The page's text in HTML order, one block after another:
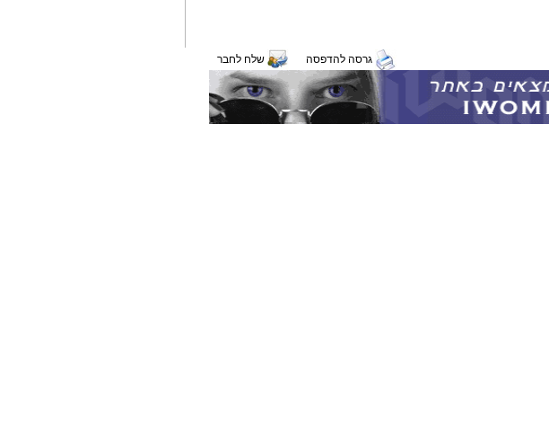
גרסה להדפסה שלח לחבר